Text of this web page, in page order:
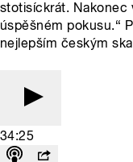
stotisíckrát. Nakonec
úspěšném pokusu.“
nejlepším českým
34:25